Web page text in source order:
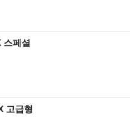
스페셜
고급형